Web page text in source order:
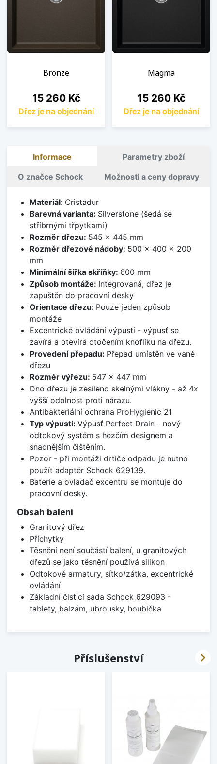
Bronze
Cena
15 260 Kč
Dřez je na objednání
Magma
Cena
15 260 Kč
Dřez je na objednání
Informace Parametry zboží
O značce Schock Možnosti a ceny dopravy
Materiál: Cristadur
Barevná varianta: Silverstone (šedá se
stříbrnými třpytkami)
Rozměr dřezu: 545 x 445 mm
Rozměr dřezové nádoby: 500 x 400 x 200
mm
Minimální šířka skříňky: 600 mm
Způsob montáže: Integrovaná, dřez je
zapuštěn do pracovní desky
Orientace dřezu: Pouze jeden způsob
montáže
Excentrické ovládání výpusti - výpusť se
zavírá a otevírá otočením knoflíku na dřezu.
Provedení přepadu: Přepad umístěn ve vaně
dřezu
Rozměr výřezu: 547 x 447 mm
Dno dřezu je zesíleno skelnými vlákny - až 4x
vyšší odolnost proti nárazu.
Antibakteriální ochrana ProHygienic 21
Typ výpusti: Výpusť Perfect Drain - nový
odtokový systém s hezčím designem a
snadnějším čištěním.
Pozor - při montáži drtiče odpadu je nutno
použít adaptér Schock 629139.
Baterie a ovladač excentru se montuje do
pracovní desky.
Obsah balení
Granitový dřez
Příchytky
Těsnění není součástí balení, u granitových
dřezů se jako těsnění používá silikon
Odtokové armatury, sítko/zátka, excentrické
ovládání
Základní čistící sada Schock 629093 -
tablety, balzám, ubrousky, houbička
Příslušenství 